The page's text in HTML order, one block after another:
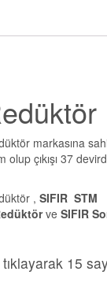
markasına
çıkışı 37
, SIFIR STM
ve SIFIR
tıklayarak 15